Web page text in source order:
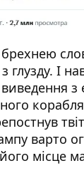
глузду. І
з
варто
місце